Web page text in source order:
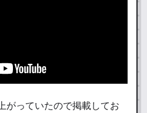
がっていたので掲載してお